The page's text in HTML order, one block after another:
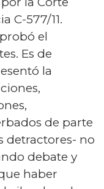
C-577/11.
el
Es de
la
de parte
detractores- no
debate y
haber